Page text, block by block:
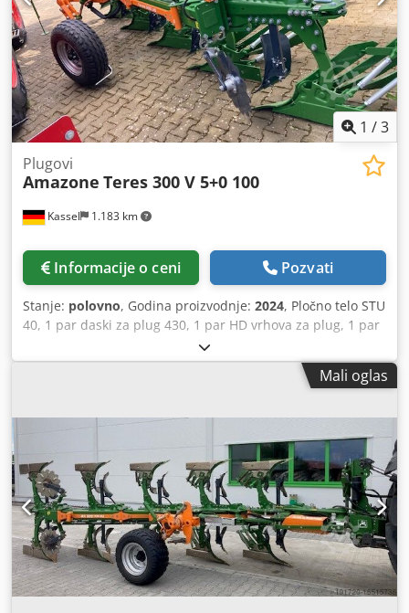
1 /3
Kassel 1.183 km
Plugovi
Amazone Teres 300 V 5+0 100
Informacije o ceni Pozvati
Stanje: polovno, Godina proizvodnje: 2024, Pločno telo STU
40, 1 par daski za plug 430, 1 par HD vrhova za plug, 1 par
/ nosač predpluga za visinu rama 80 za hidrauličku zaštitu
od preopterećenja predplug M2, 1 par držača talir-sekača,
talir-sekač D 500 nazubljen, zaštita od habanja, 1 par /
Mali oglas